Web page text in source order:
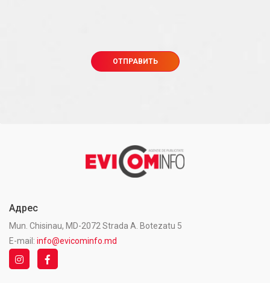
Адрес
Mun. Chisinau, MD-2072 Strada A. Botezatu 5
E-mail: info@evicominfo.md